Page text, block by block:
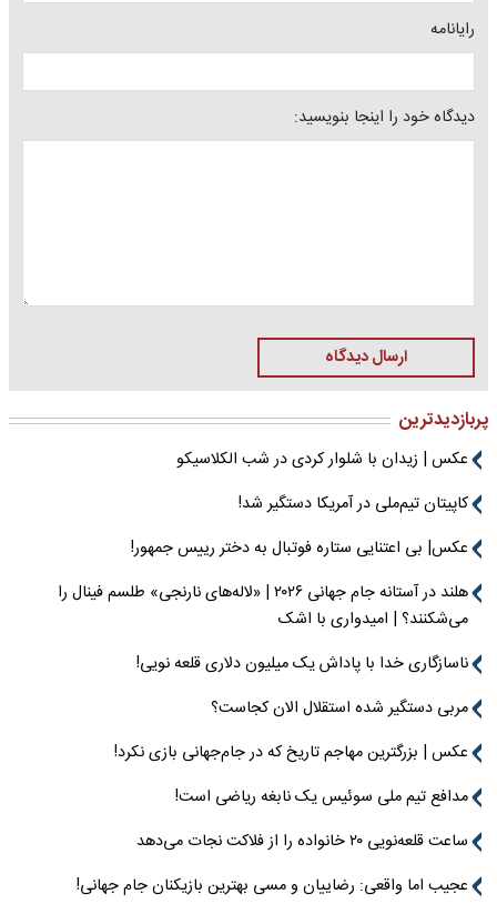
رایانامه
دیدگاه خود را اینجا بنویسید:
ارسال دیدگاه
پربازدیدترین
عکس | زیدان با شلوار کردی در شب الکلاسیکو
کاپیتان تیم‌ملی در آمریکا دستگیر شد!
عکس| بی اعتنایی ستاره فوتبال به دختر رییس جمهور!
هلند در آستانه جام جهانی ۲۰۲۶ | «لاله‌های نارنجی» طلسم فینال را
می‌شکنند؟ | امیدواری با اشک
ناسازگاری خدا با پاداش یک میلیون دلاری قلعه نویی!
مربی دستگیر شده استقلال الان کجاست؟
عکس | بزرگترین مهاجم تاریخ که در جام‌جهانی بازی نکرد!
مدافع تیم ملی سوئیس یک نابغه ریاضی است!
ساعت قلعه‌نویی ۲۰ خانواده را از فلاکت نجات می‌دهد
عجیب اما واقعی: رضاییان و مسی بهترین بازیکنان جام جهانی!